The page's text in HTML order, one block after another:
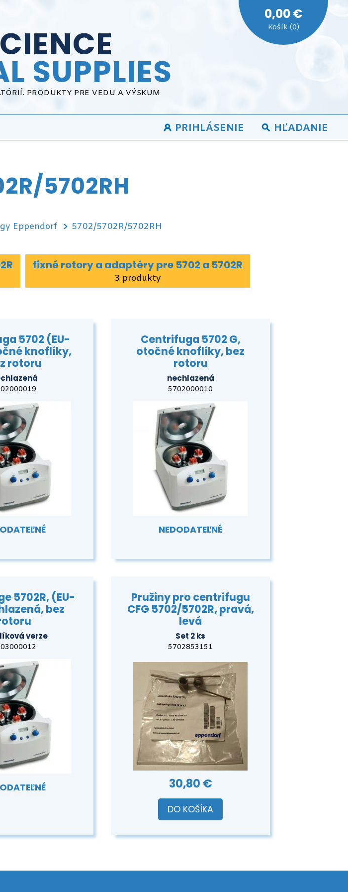
SUPPLIES
PRODUKTY PRE VEDU A VÝSKUM
0,00 €
Košík (0)
HĽADANIE
PRIHLÁSENIE
5702RH
Eppendorf 5702/5702R/5702RH
fixné rotory a adaptéry pre 5702 a 5702R
3 produkty
5702 (EU-
knoflíky,
rotoru
Centrifuga 5702 G,
otočné knoflíky, bez
rotoru
nechlazená
5702000010
NEDODATEĽNÉ
5702R, (EU-
bez
verze
Pružiny pro centrifugu
CFG 5702/5702R, pravá,
levá
Set 2 ks
5702853151
30,80 €
DO KOŠÍKA